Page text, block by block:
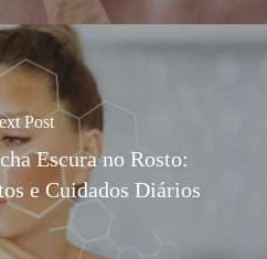
Post
Escura no Rosto:
e Cuidados Diários